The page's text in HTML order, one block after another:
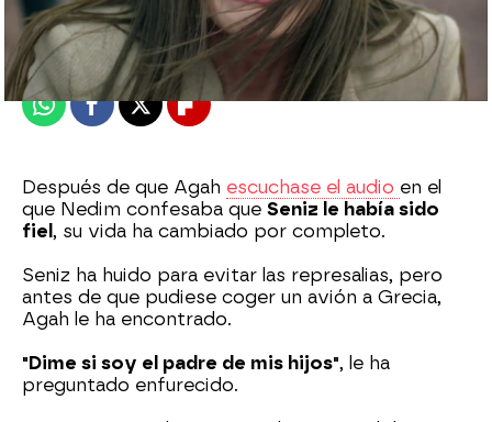
Madrid
Publicado:31 de marzo de 2021, 22:32
WhatsappFacebook
X Flipboard
Después de que Agah escuchase el audio en el
que Nedim confesaba que Seniz le había sido
fiel , su vida ha cambiado por completo.
Seniz ha huido para evitar las represalias, pero
antes de que pudiese coger un avión a Grecia,
Agah le ha encontrado.
"Dime si soy el padre de mis hijos", le ha
preguntado enfurecido.